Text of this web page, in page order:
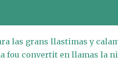
las grans llastimas y
fou convertit en llamas la